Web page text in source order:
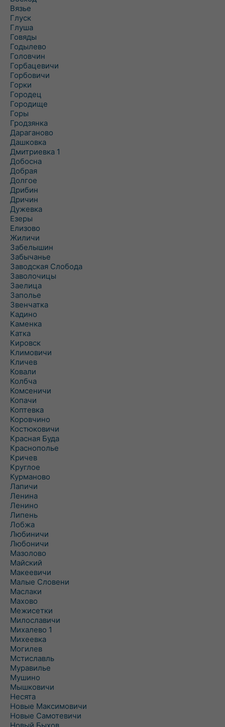
Вязье
Глуск
Глуша
Говяды
Годылево
Головчин
Горбацевичи
Горбовичи
Горки
Городец
Городище
Горы
Гродзянка
Дараганово
Дашковка
Дмитриевка 1
Добосна
Добрая
Долгое
Дрибин
Дричин
Дужевка
Езеры
Елизово
Жиличи
Забелышин
Забычанье
Заводская Слобода
Заволочицы
Заелица
Заполье
Звенчатка
Кадино
Каменка
Катка
Кировск
Климовичи
Кличев
Ковали
Колбча
Комсеничи
Копачи
Коптевка
Коровчино
Костюковичи
Красная Буда
Краснополье
Кричев
Круглое
Курманово
Лапичи
Ленина
Ленино
Липень
Лобжа
Любиничи
Любоничи
Мазолово
Майский
Макеевичи
Малые Словени
Маслаки
Махово
Межисетки
Милославичи
Михалево 1
Михеевка
Могилев
Мстиславль
Муравилье
Мушино
Мышковичи
Несята
Новые Максимовичи
Новые Самотевичи